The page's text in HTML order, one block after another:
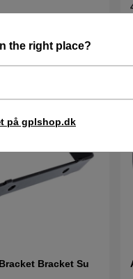
the right place?
på gplshop.dk
Bracket Su